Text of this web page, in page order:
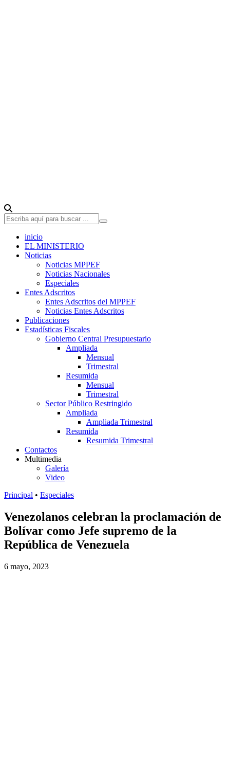
inicio
EL MINISTERIO
Noticias
Noticias MPPEF
Noticias Nacionales
Especiales
Entes Adscritos
Entes Adscritos del MPPEF
Noticias Entes Adscritos
Publicaciones
Estadísticas Fiscales
Gobierno Central Presupuestario
Ampliada
Mensual
Trimestral
Resumida
Mensual
Trimestral
Sector Público Restringido
Ampliada
Ampliada Trimestral
Resumida
Resumida Trimestral
Contactos
Multimedia
Galería
Video
Principal • Especiales
Venezolanos celebran la proclamación de
Bolívar como Jefe supremo de la
República de Venezuela
6 mayo, 2023